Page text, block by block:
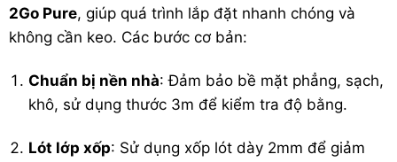
2Go Pure, giúp quá trình lắp đặt nhanh chóng và
không cần keo. Các bước cơ bản:
Chuẩn bị nền nhà: Đảm bảo bề mặt phẳng, sạch,
khô, sử dụng thước 3m để kiểm tra độ bằng.
Lót lớp xốp: Sử dụng xốp lót dày 2mm để giảm